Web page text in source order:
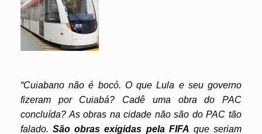
“Cuiabano não é bocó. O que Lula e seu governo
fizeram por Cuiabá? Cadê uma obra do PAC
concluída? As obras na cidade não são do PAC tão
falado.São obras exigidas pela FIFA que seriam